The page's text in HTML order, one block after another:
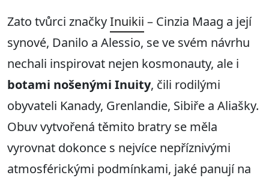
Zato tvůrci značkyInuikii – Cinzia Maag a její
synové, Danilo a Alessio, se ve svém návrhu
nechali inspirovat nejen kosmonauty, ale i
botami nošenými Inuity, čili rodilými
obyvateli Kanady, Grenlandie, Sibiře a Aliašky.
Obuv vytvořená těmito bratry se měla
vyrovnat dokonce s nejvíce nepříznivými
atmosférickými podmínkami, jaké panují na